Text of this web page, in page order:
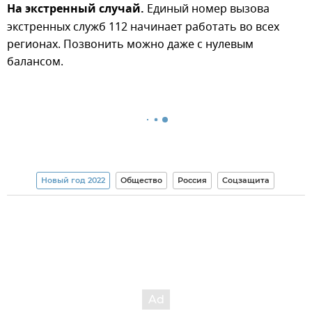
На экстренный случай. Единый номер вызова
экстренных служб 112 начинает работать во всех
регионах. Позвонить можно даже с нулевым
балансом.
Новый год 2022 Общество Россия Соцзащита